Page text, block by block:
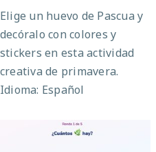
Elige un huevo de Pascua y
decóralo con colores y
stickers en esta actividad
creativa de primavera.
Idioma: Español